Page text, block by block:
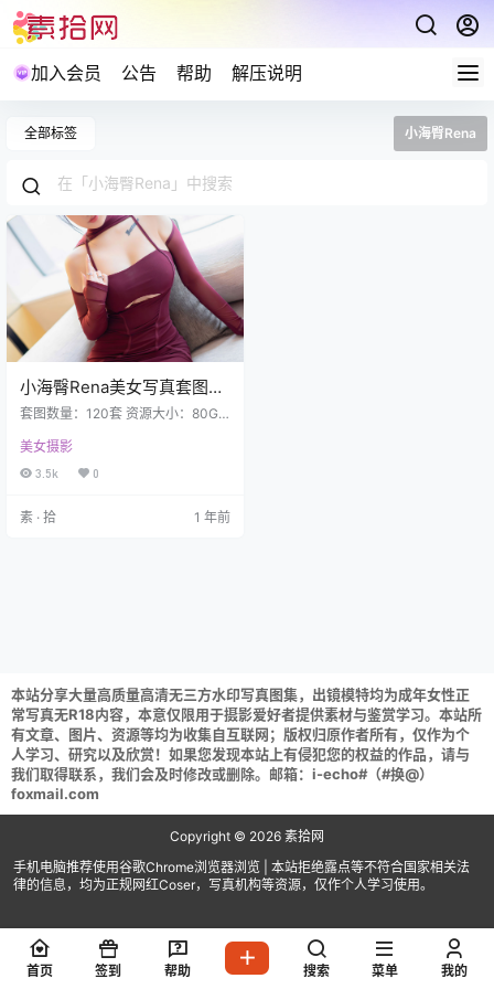
加入会员 公告 帮助 解压说明
全部标签 小海臀Rena
小海臀Rena美女写真套图合
集下载120套 80GB
套图数量：120套 资源大小：80GB
OL.1141 小海臀Rena [55P 501.58
MB] 完整版菜单 HuaYang花漾 202
4.24 VOL.637 小海臀Rena 诱人丝
美女摄影
3.5k 0
素 · 拾 1 年前
本站分享大量高质量高清无三方水印写真图集，出镜模特均为成年女性正
常写真无R18内容，本意仅限用于摄影爱好者提供素材与鉴赏学习。本站所
有文章、图片、资源等均为收集自互联网；版权归原作者所有，仅作为个
人学习、研究以及欣赏！如果您发现本站上有侵犯您的权益的作品，请与
我们取得联系，我们会及时修改或删除。邮箱：i-echo#（#换@）
foxmail.com
Copyright © 2026 素拾网
手机电脑推荐使用谷歌Chrome浏览器浏览 | 本站拒绝露点等不符合国家相关法
律的信息，均为正规网红Coser，写真机构等资源，仅作个人学习使用。
首页 签到 帮助 搜索 菜单 我的